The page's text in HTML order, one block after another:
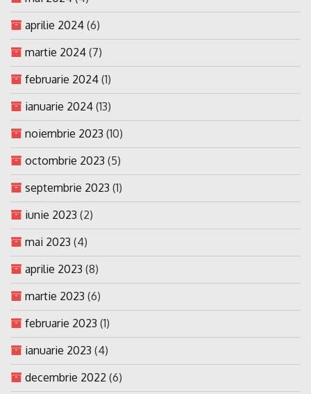
aprilie 2024 (6)
martie 2024 (7)
februarie 2024 (1)
ianuarie 2024 (13)
noiembrie 2023 (10)
octombrie 2023 (5)
septembrie 2023 (1)
iunie 2023 (2)
mai 2023 (4)
aprilie 2023 (8)
martie 2023 (6)
februarie 2023 (1)
ianuarie 2023 (4)
decembrie 2022 (6)